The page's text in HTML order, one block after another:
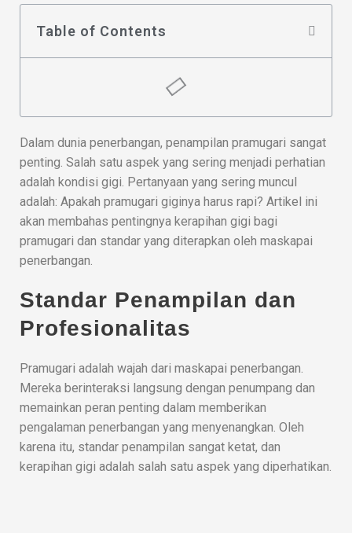
Table of Contents
Dalam dunia penerbangan, penampilan pramugari sangat
penting. Salah satu aspek yang sering menjadi perhatian
adalah kondisi gigi. Pertanyaan yang sering muncul
adalah: Apakah pramugari giginya harus rapi? Artikel ini
akan membahas pentingnya kerapihan gigi bagi
pramugari dan standar yang diterapkan oleh maskapai
penerbangan.
Standar Penampilan dan
Profesionalitas
Pramugari adalah wajah dari maskapai penerbangan.
Mereka berinteraksi langsung dengan penumpang dan
memainkan peran penting dalam memberikan
pengalaman penerbangan yang menyenangkan. Oleh
karena itu, standar penampilan sangat ketat, dan
kerapihan gigi adalah salah satu aspek yang diperhatikan.